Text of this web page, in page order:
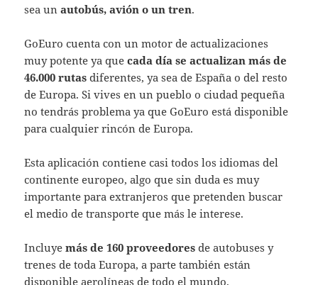
sea unautobús, avión o un tren.
GoEuro cuenta con un motor de actualizaciones
muy potente ya quecada día se actualizan más de
46.000 rutas diferentes, ya sea de España o del resto
de Europa. Si vives en un pueblo o ciudad pequeña
no tendrás problema ya que GoEuro está disponible
para cualquier rincón de Europa.
Esta aplicación contiene casi todos los idiomas del
continente europeo, algo que sin duda es muy
importante para extranjeros que pretenden buscar
el medio de transporte que más le interese.
Incluyemás de 160 proveedores de autobuses y
trenes de toda Europa, a parte también están
disponible aerolíneas de todo el mundo.